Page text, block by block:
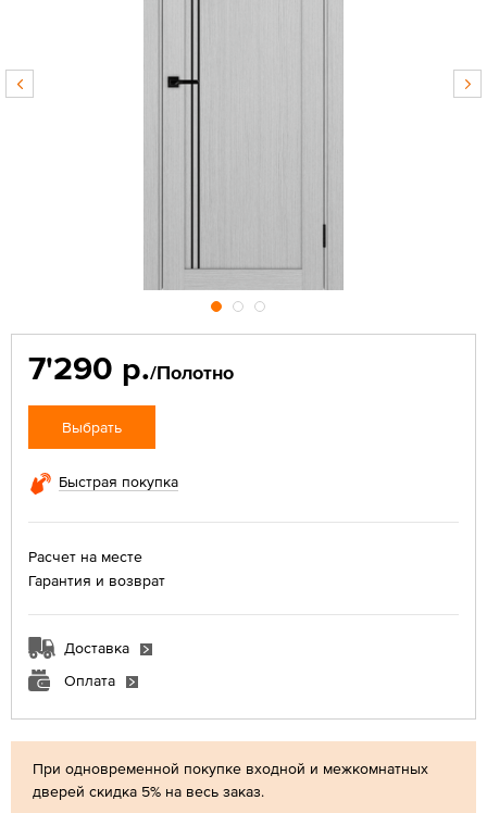
При одновременной покупке входной и межкомнатных
дверей скидка 5% на весь заказ.
7'290 р./Полотно
Выбрать
Быстрая покупка
Расчет на месте
Гарантия и возврат
Доставка
Оплата